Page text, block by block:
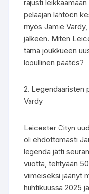
rajusti leikkaamaan
pelaajan lähtöön
myös Jamie Vardy,
jälkeen. Miten
tämä joukkueen
lopullinen päätös?
2. Legendaaristen
Vardy
Leicester Cityn
oli ehdottomasti
legenda jätti
vuotta, tehtyään
viimeiseksi jäänyt
huhtikuussa 2025